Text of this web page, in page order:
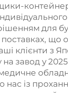
для
що
клієнти з
на завод у
нас із